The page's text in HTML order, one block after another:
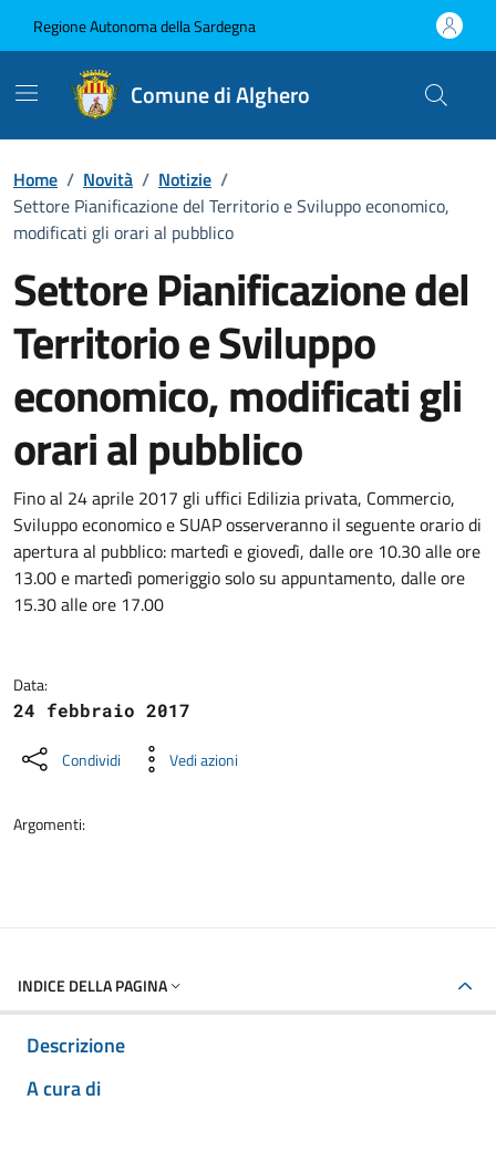
Regione Autonoma della Sardegna
Comune di Alghero
Home / Novità / Notizie /
Settore Pianificazione del Territorio e Sviluppo economico,
modificati gli orari al pubblico
Settore Pianificazione del
Territorio e Sviluppo
economico, modificati gli
orari al pubblico
Dettagli della notizia
Fino al 24 aprile 2017 gli uffici Edilizia privata, Commercio,
Sviluppo economico e SUAP osserveranno il seguente orario di
apertura al pubblico: martedì e giovedì, dalle ore 10.30 alle ore
13.00 e martedì pomeriggio solo su appuntamento, dalle ore
15.30 alle ore 17.00
Data:
24 febbraio 2017
Condividi Vedi azioni
Argomenti:
INDICE DELLA PAGINA
Descrizione
A cura di